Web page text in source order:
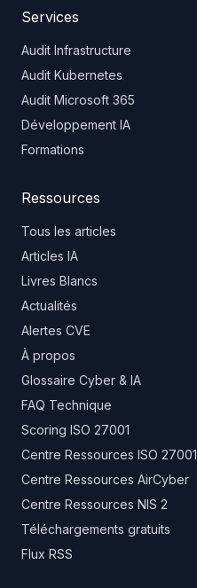
Services
Audit Infrastructure
Audit Kubernetes
Audit Microsoft 365
Développement IA
Formations
Ressources
Tous les articles
Articles IA
Livres Blancs
Actualités
Alertes CVE
À propos
Glossaire Cyber & IA
FAQ Technique
Scoring ISO 27001
Centre Ressources ISO 27001
Centre Ressources AirCyber
Centre Ressources NIS 2
Téléchargements gratuits
Flux RSS